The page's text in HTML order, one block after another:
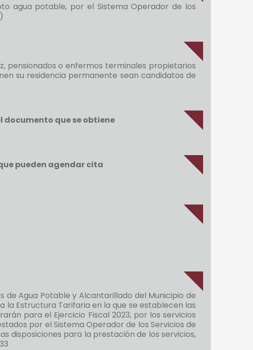
agua potable, por el Sistema Operador de los
pensionados o enfermos terminales propietarios
su residencia permanente sean candidatos de
documento que se obtiene
pueden agendar cita
de Agua Potable y Alcantarillado del Municipio de
la Estructura Tarifaria en la que se establecen las
para el Ejercicio Fiscal 2023, por los servicios
por el Sistema Operador de los Servicios de
disposiciones para la prestación de los servicios,